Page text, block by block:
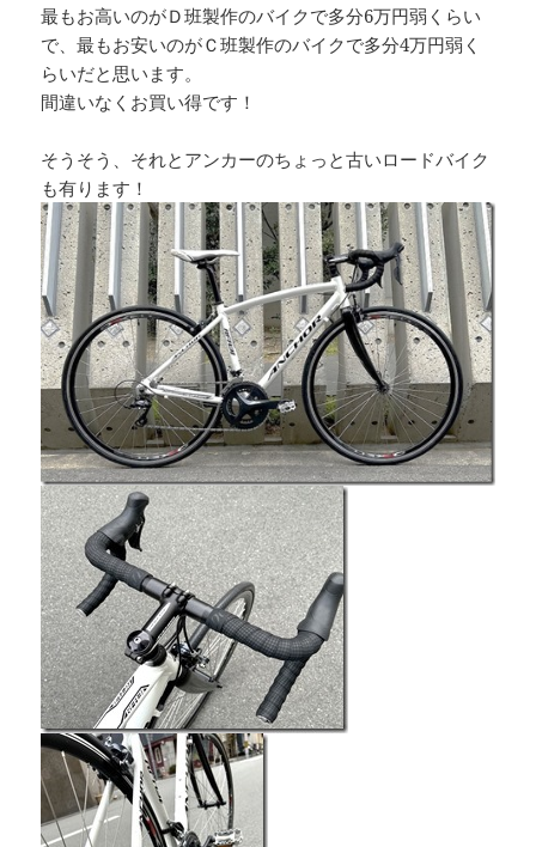
最もお高いのがＤ班製作のバイクで多分6万円弱くらい
で、最もお安いのがＣ班製作のバイクで多分4万円弱く
らいだと思います。
間違いなくお買い得です！
そうそう、それとアンカーのちょっと古いロードバイク
も有ります！